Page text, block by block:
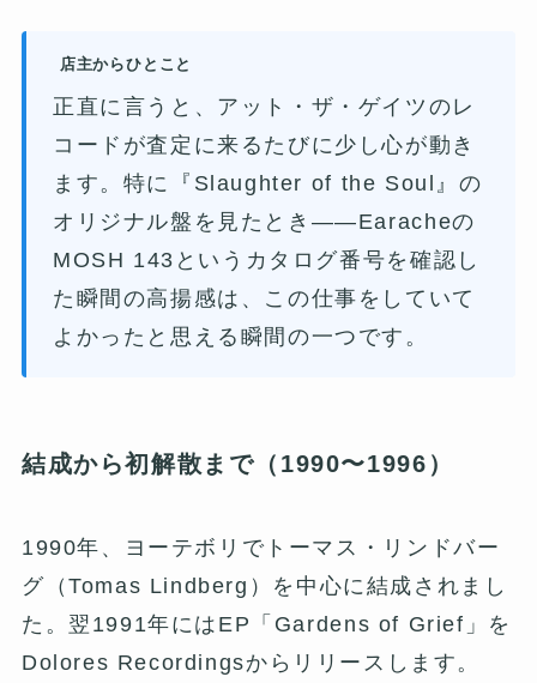
店主からひとこと
正直に言うと、アット・ザ・ゲイツのレ
コードが査定に来るたびに少し心が動き
ます。特に『Slaughter of the Soul』の
オリジナル盤を見たとき——Earacheの
MOSH 143というカタログ番号を確認し
た瞬間の高揚感は、この仕事をしていて
よかったと思える瞬間の一つです。
結成から初解散まで（1990〜1996）
1990年、ヨーテボリでトーマス・リンドバー
グ（Tomas Lindberg）を中心に結成されまし
た。翌1991年にはEP「Gardens of Grief」を
Dolores Recordingsからリリースします。